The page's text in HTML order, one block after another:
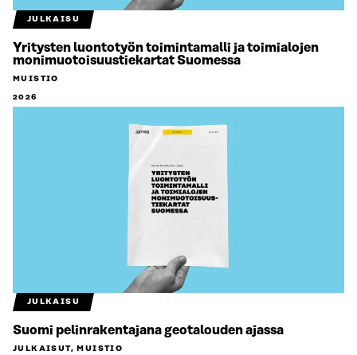
JULKAISU
Yritysten luontotyön toimintamalli ja toimialojen
monimuotoisuustiekartat Suomessa
MUISTIO
2026
JULKAISU
Suomi pelinrakentajana geotalouden ajassa
JULKAISUT, MUISTIO